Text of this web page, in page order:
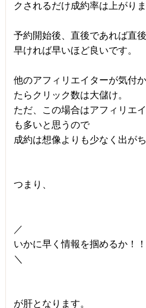
クされるだけ成約率は上がりま
予約開始後、直後であれば直
早ければ早いほど良いです。
他のアフィリエイターが気付
たらクリック数は大儲け。
ただ、この場合はアフィリエ
も多いと思うので
成約は想像よりも少なく出が
つまり、
／
いかに早く情報を掴めるか！！
＼
が肝となります。